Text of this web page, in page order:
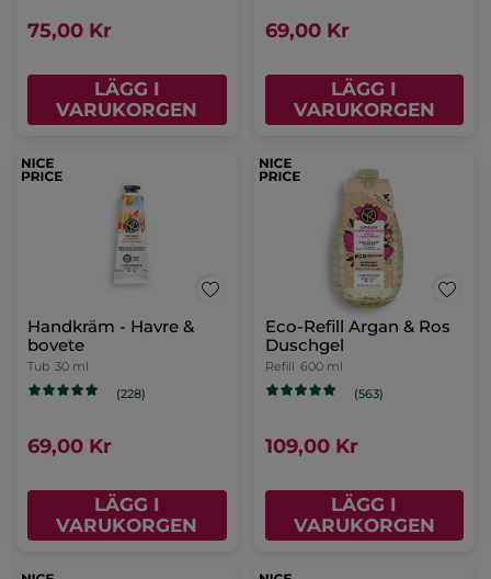
75,00 Kr
LÄGG I
VARUKORGEN
69,00 Kr
LÄGG I
VARUKORGEN
Handkräm - Havre &
bovete
Tub 30 ml
(228)
69,00 Kr
LÄGG I
VARUKORGEN
Eco-Refill Argan & Ros
Duschgel
Refill 600 ml
(563)
109,00 Kr
LÄGG I
VARUKORGEN